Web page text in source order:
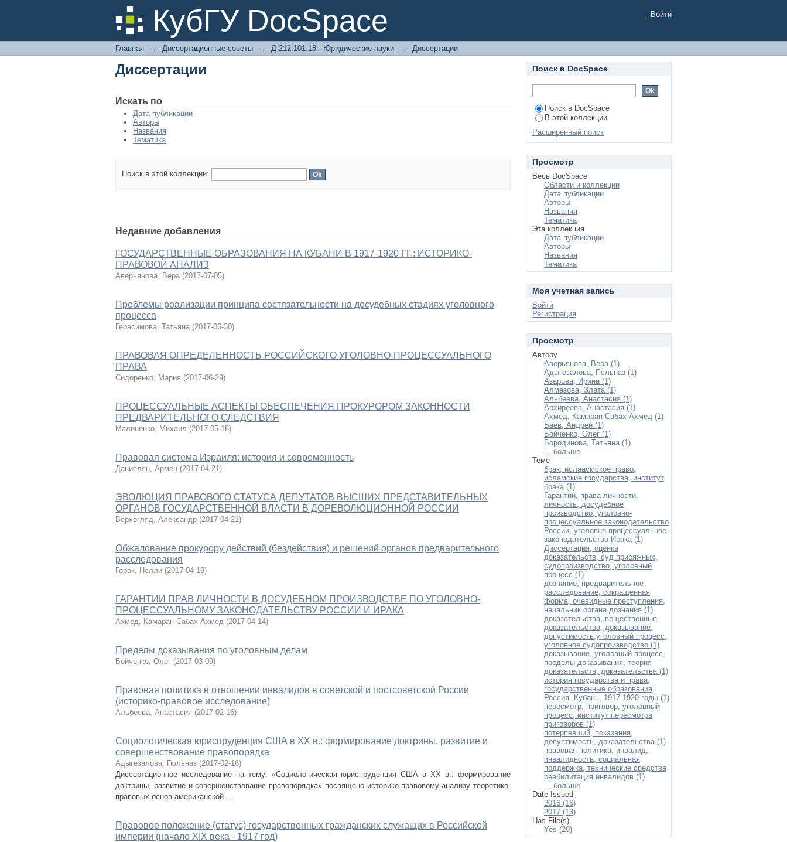
КубГУ DocSpace
Диссертации Войти
Главная → Диссертационные советы → Д 212.101.18 - Юридические науки → Диссертации
Диссертации
Искать по
Дата публикации
Авторы
Названия
Тематика
Поиск в этой коллекции:
Недавние добавления
ГОСУДАРСТВЕННЫЕ ОБРАЗОВАНИЯ НА КУБАНИ В 1917-1920 ГГ.: ИСТОРИКО-
ПРАВОВОЙ АНАЛИЗ
Аверьянова, Вера (2017-07-05)
Проблемы реализации принципа состязательности на досудебных стадиях уголовного
процесса
Герасимова, Татьяна (2017-06-30)
ПРАВОВАЯ ОПРЕДЕЛЕННОСТЬ РОССИЙСКОГО УГОЛОВНО-ПРОЦЕССУАЛЬНОГО
ПРАВА
Сидоренко, Мария (2017-06-29)
ПРОЦЕССУАЛЬНЫЕ АСПЕКТЫ ОБЕСПЕЧЕНИЯ ПРОКУРОРОМ ЗАКОННОСТИ
ПРЕДВАРИТЕЛЬНОГО СЛЕДСТВИЯ
Малиненко, Михаил (2017-05-18)
Правовая система Израиля: история и современность
Даниелян, Армен (2017-04-21)
ЭВОЛЮЦИЯ ПРАВОВОГО СТАТУСА ДЕПУТАТОВ ВЫСШИХ ПРЕДСТАВИТЕЛЬНЫХ
ОРГАНОВ ГОСУДАРСТВЕННОЙ ВЛАСТИ В ДОРЕВОЛЮЦИОННОЙ РОССИИ
Верхогляд, Александр (2017-04-21)
Обжалование прокурору действий (бездействия) и решений органов предварительного
расследования
Горак, Нелли (2017-04-19)
ГАРАНТИИ ПРАВ ЛИЧНОСТИ В ДОСУДЕБНОМ ПРОИЗВОДСТВЕ ПО УГОЛОВНО-
ПРОЦЕССУАЛЬНОМУ ЗАКОНОДАТЕЛЬСТВУ РОССИИ И ИРАКА
Ахмед, Камаран Сабах Ахмед (2017-04-14)
Пределы доказывания по уголовным делам
Бойченко, Олег (2017-03-09)
Правовая политика в отношении инвалидов в советской и постсоветской России
(историко-правовое исследование)
Альбеева, Анастасия (2017-02-16)
Социологическая юриспруденция США в XX в.: формирование доктрины, развитие и
совершенствование правопорядка
Адыгезалова, Гюльназ (2017-02-16)
Диссертационное исследование на тему: «Социологическая юриспруденция США в XX в.: формирование
доктрины, развитие и совершенствование правопорядка» посвящено историко-правовому анализу теоретико-
правовых основ американской ...
Правовое положение (статус) государственных гражданских служащих в Российской
империи (начало XIX века - 1917 год)
Поиск в DocSpace
Поиск в DocSpace
В этой коллекции
Расширенный поиск
Просмотр
Весь DocSpace
Области и коллекции
Дата публикации
Авторы
Названия
Тематика
Эта коллекция
Дата публикации
Авторы
Названия
Тематика
Моя учетная запись
Войти
Регистрация
Просмотр
Автору
Аверьянова, Вера (1)
Адыгезалова, Гюльназ (1)
Азарова, Ирина (1)
Алмазова, Злата (1)
Альбеева, Анастасия (1)
Архиреева, Анастасия (1)
Ахмед, Камаран Сабах Ахмед (1)
Баев, Андрей (1)
Бойченко, Олег (1)
Бородинова, Татьяна (1)
... больше
Теме
брак, ислаасмское право,
исламские государства, институт
брака (1)
Гарантии, права личности,
личность, досудебное
производство, уголовно-
процессуальное законодательство
России, уголовно-процессуальное
законодательство Ирака (1)
Диссертация, оценка
доказательств, суд присяжных,
судопроизводство, уголовный
процесс (1)
дознание, предварительное
расследование, сокращенная
форма, очевидные преступления,
начальник органа дознания (1)
доказательства, вещественные
доказательства, доказывание,
допустимость,уголовный процесс,
уголовное судопроизводство (1)
доказывание, уголовный процесс,
пределы доказывания, теория
доказательств, доказательства (1)
история государства и права,
государственные образования,
Россия, Кубань, 1917-1920 годы (1)
пересмотр, приговор, уголовный
процесс, институт пересмотра
приговоров (1)
потерпевший, показания,
допустимость, доказательства (1)
правовая политика, инвалид,
инвалидность, социальная
поддержка, технические средства
реабилитация инвалидов (1)
... больше
Date Issued
2016 (16)
2017 (13)
Has File(s)
Yes (29)